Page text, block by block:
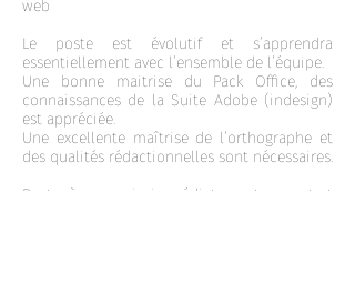
web
Le poste est évolutif et s’apprendra
essentiellement avec l’ensemble de l’équipe.
Une bonne maitrise du Pack Office, des
connaissances de la Suite Adobe (indesign)
est appréciée.
Une excellente maîtrise de l’orthographe et
des qualités rédactionnelles sont nécessaires.
Poste à pourvoir immédiatement - contrat